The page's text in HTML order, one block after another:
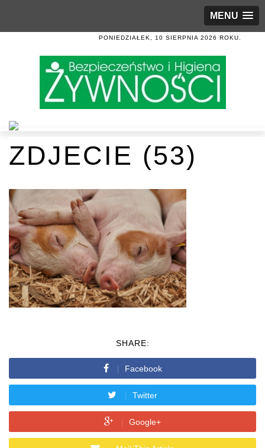
MENU
PONIEDZIAŁEK, 10 SIERPNIA 2026 ROKU.
ZDJECIE (53)
SHARE:
Facebook
Twitter
Google+